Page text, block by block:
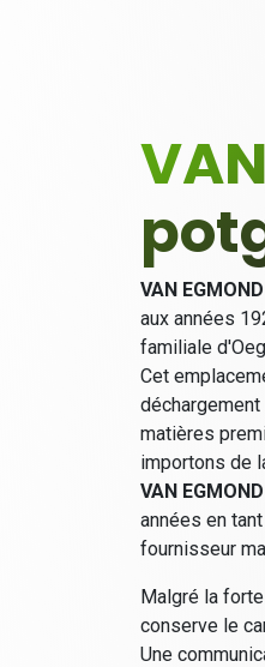
VAN EGMOND
aux années
familiale
Cet
matières
importons de
VAN EGMOND
années en
fournisseur
Malgré la
conserve le
Une